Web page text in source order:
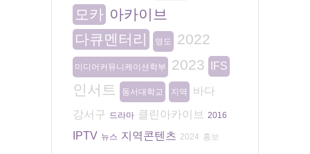
모카 아카이브
다큐멘터리
영도 2022
미디어커뮤니케이션학부 2023 IFS
인서트 동서대학교 지역
바다
강서구 드라마 클린아카이브 2016
IPTV 뉴스 지역콘텐츠 2024 홍보